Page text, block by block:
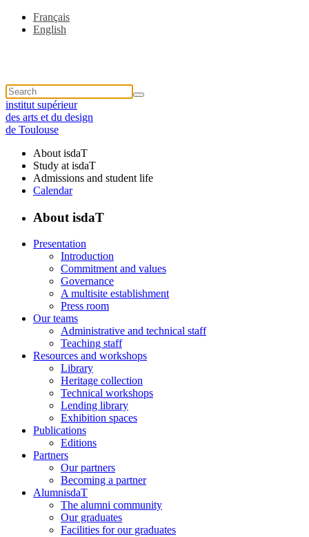
Français
English
institut supérieur
des arts et du design
de Toulouse
About isdaT
Study at isdaT
Admissions and student life
Calendar
About isdaT
Presentation
Introduction
Commitment and values
Governance
A multisite establishment
Press room
Our teams
Administrative and technical staff
Teaching staff
Resources and workshops
Library
Heritage collection
Technical workshops
Lending library
Exhibition spaces
Publications
Editions
Partners
Our partners
Becoming a partner
AlumnisdaT
The alumni community
Our graduates
Facilities for our graduates